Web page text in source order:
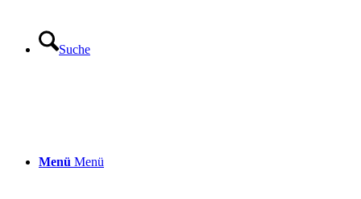
Suche
Menü Menü